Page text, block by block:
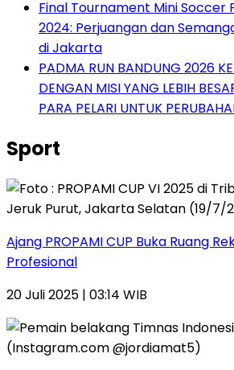
Final Tournament Mini Soccer
2024: Perjuangan dan
di Jakarta
PADMA RUN BANDUNG 2026
DENGAN MISI YANG LEBIH
PARA PELARI UNTUK
Sport
Ajang PROPAMI CUP Buka Ruang
Profesional
20 Juli 2025 | 03:14 WIB